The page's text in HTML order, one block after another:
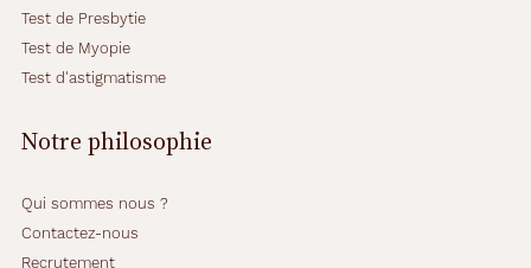
Test de Presbytie
Test de Myopie
Test d'astigmatisme
Notre philosophie
Qui sommes nous ?
Contactez-nous
Recrutement